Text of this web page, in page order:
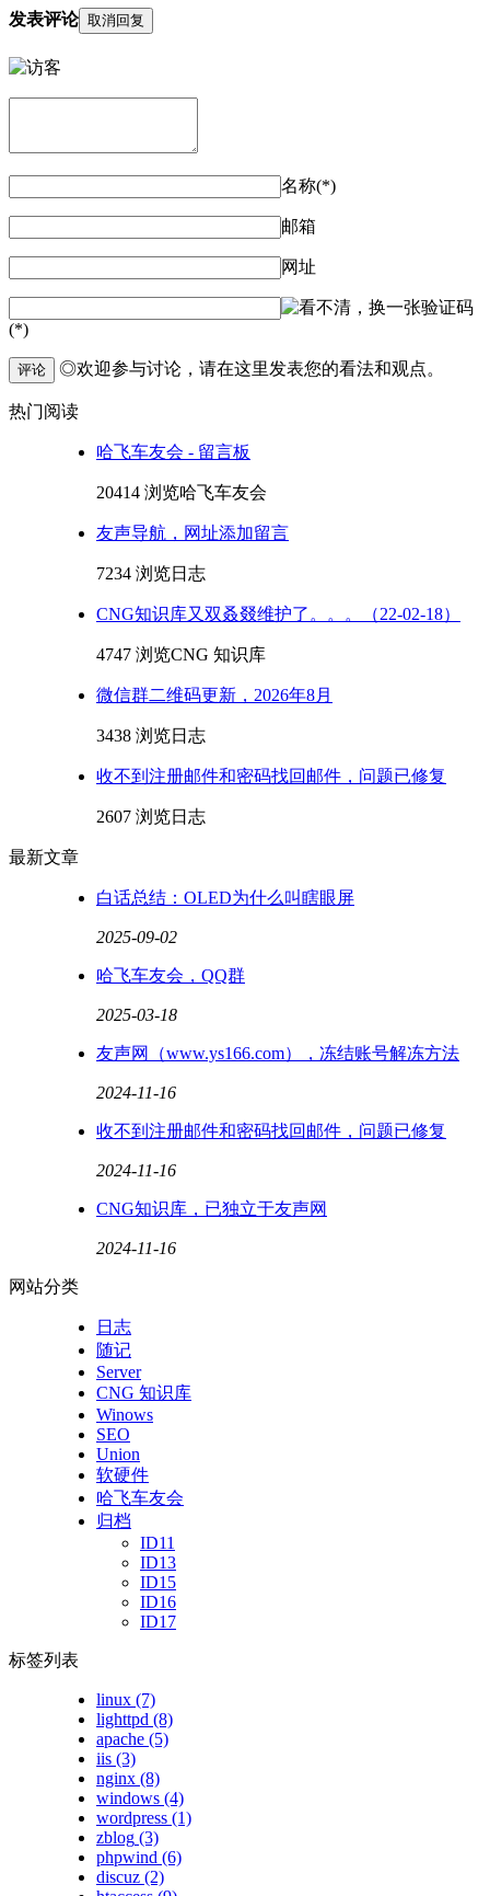
发表评论 取消回复
名称(*)
邮箱
网址
验证码
(*)
评论 ◎欢迎参与讨论，请在这里发表您的看法和观点。
热门阅读
哈飞车友会 - 留言板
20414 浏览哈飞车友会
友声导航，网址添加留言
7234 浏览日志
CNG知识库又双叒叕维护了。。。（22-02-18）
4747 浏览CNG 知识库
微信群二维码更新，2026年8月
3438 浏览日志
收不到注册邮件和密码找回邮件，问题已修复
2607 浏览日志
最新文章
白话总结：OLED为什么叫瞎眼屏
2025-09-02
哈飞车友会，QQ群
2025-03-18
友声网（www.ys166.com），冻结账号解冻方法
2024-11-16
收不到注册邮件和密码找回邮件，问题已修复
2024-11-16
CNG知识库，已独立于友声网
2024-11-16
网站分类
日志
随记
Server
CNG 知识库
Winows
SEO
Union
软硬件
哈飞车友会
归档
ID11
ID13
ID15
ID16
ID17
标签列表
linux (7)
lighttpd (8)
apache (5)
iis (3)
nginx (8)
windows (4)
wordpress (1)
zblog (3)
phpwind (6)
discuz (2)